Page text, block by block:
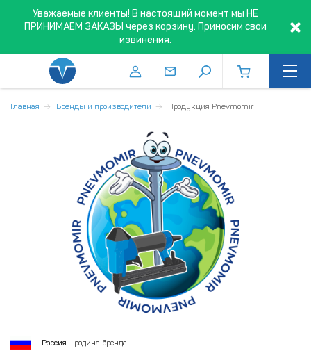
Уважаемые клиенты! В настоящий момент мы НЕ
ПРИНИМАЕМ ЗАКАЗЫ через корзину. Приносим свои
извинения.
Главная Бренды и производители Продукция Pnevmomir
Россия - родина бренда